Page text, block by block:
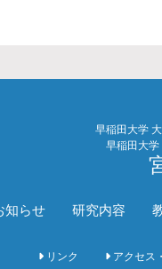
早稲田大学
早稲田大
知らせ 研究内容
リンク アクセス